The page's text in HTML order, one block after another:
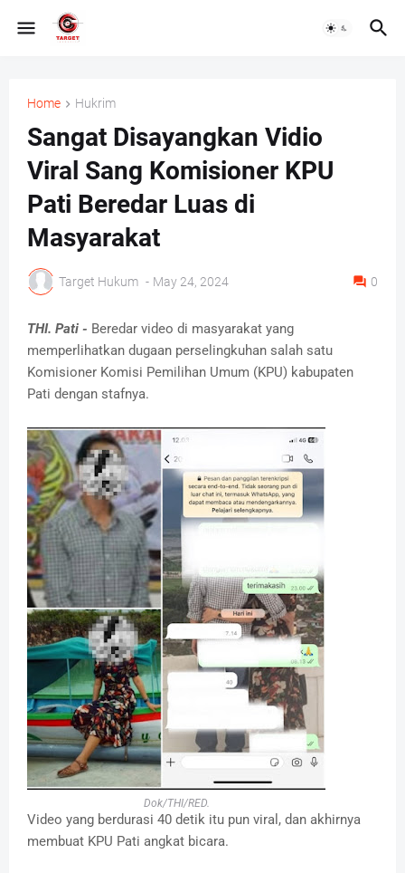
Home Hukrim
Sangat Disayangkan Vidio
Viral Sang Komisioner KPU
Pati Beredar Luas di
Masyarakat
Target Hukum - May 24, 2024 0
THI. Pati - Beredar video di masyarakat yang
memperlihatkan dugaan perselingkuhan salah satu
Komisioner Komisi Pemilihan Umum (KPU) kabupaten
Pati dengan stafnya.
Dok/THI/RED.
Video yang berdurasi 40 detik itu pun viral, dan akhirnya
membuat KPU Pati angkat bicara.